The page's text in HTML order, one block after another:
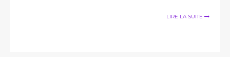
LIRE LA SUITE